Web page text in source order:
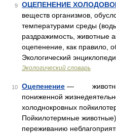
9 ОЦЕПЕНЕНИЕ
веществ организмов,
температурами среды
раздражимость, животные
оцепенение, как правило,
Экологический
Экологический словарь
10 Оцепенение — животных,
пониженной
холоднокровных
Пойкилотермные
переживанию